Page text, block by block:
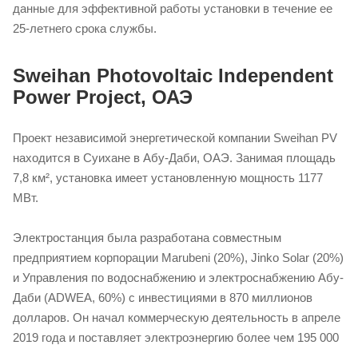
данные для эффективной работы установки в течение ее
25-летнего срока службы.
Sweihan Photovoltaic Independent
Power Project, ОАЭ
Проект независимой энергетической компании Sweihan PV
находится в Суихане в Абу-Даби, ОАЭ. Занимая площадь
7,8 км², установка имеет установленную мощность 1177
МВт.
Электростанция была разработана совместным
предприятием корпорации Marubeni (20%), Jinko Solar (20%)
и Управления по водоснабжению и электроснабжению Абу-
Даби (ADWEA, 60%) с инвестициями в 870 миллионов
долларов. Он начал коммерческую деятельность в апреле
2019 года и поставляет электроэнергию более чем 195 000